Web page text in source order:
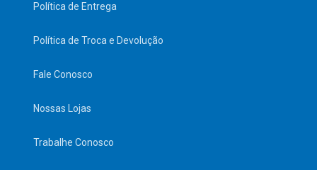
Política de Entrega
Política de Troca e Devolução
Fale Conosco
Nossas Lojas
Trabalhe Conosco